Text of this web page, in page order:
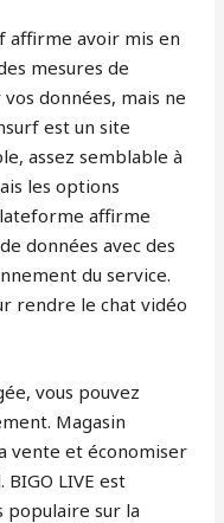
affirme avoir mis en
mesures de
données, mais ne
est un site
assez semblable à
les options
affirme
données avec des
du service.
rendre le chat vidéo
vous pouvez
Magasin
vente et économiser
LIVE est
populaire sur la